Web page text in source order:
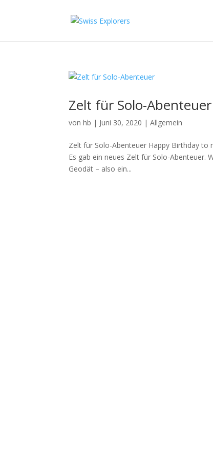
Zelt für Solo-Abenteuer
vonhb | Juni 30, 2020 |Allgemein
Zelt für Solo-Abenteuer Happy Birthday to
Es gab ein neues Zelt für Solo-Abenteuer.
Geodät – also ein...